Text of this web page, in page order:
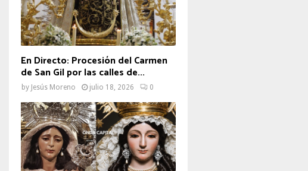
En Directo: Procesión del Carmen
de San Gil por las calles de...
by Jesús Moreno julio 18, 2026 0